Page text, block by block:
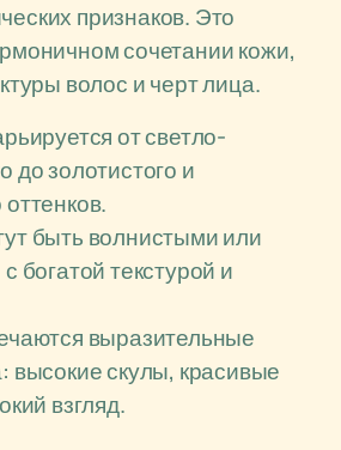
признаков. Это
сочетании кожи,
волос и черт лица.
от светло-
до золотистого и
быть волнистыми или
богатой текстурой и
выразительные
высокие скулы, красивые
взгляд.